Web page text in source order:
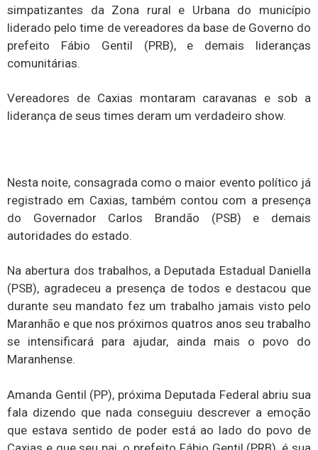
simpatizantes da Zona rural e Urbana do município
liderado pelo time de vereadores da base de Governo do
prefeito Fábio Gentil (PRB), e demais lideranças
comunitárias.
Vereadores de Caxias montaram caravanas e sob a
liderança de seus times deram um verdadeiro show.
Nesta noite, consagrada como o maior evento político já
registrado em Caxias, também contou com a presença
do Governador Carlos Brandão (PSB) e demais
autoridades do estado.
Na abertura dos trabalhos, a Deputada Estadual Daniella
(PSB), agradeceu a presença de todos e destacou que
durante seu mandato fez um trabalho jamais visto pelo
Maranhão e que nos próximos quatros anos seu trabalho
se intensificará para ajudar, ainda mais o povo do
Maranhense.
Amanda Gentil (PP), próxima Deputada Federal abriu sua
fala dizendo que nada conseguiu descrever a emoção
que estava sentido de poder está ao lado do povo de